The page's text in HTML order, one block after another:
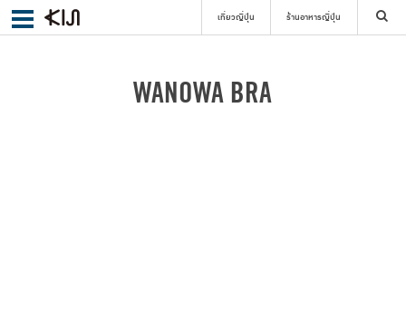
เที่ยวญี่ปุ่น ร้านอาหารญี่ปุ่น
WANOWA BRA